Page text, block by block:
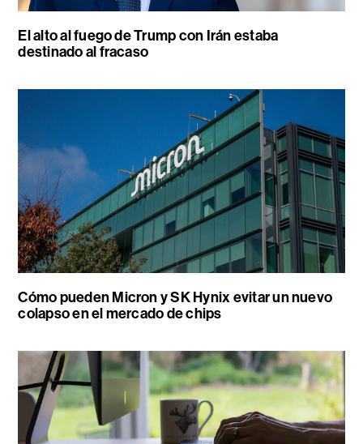
El alto al fuego de Trump con Irán estaba
destinado al fracaso
Cómo pueden Micron y SK Hynix evitar un nuevo
colapso en el mercado de chips